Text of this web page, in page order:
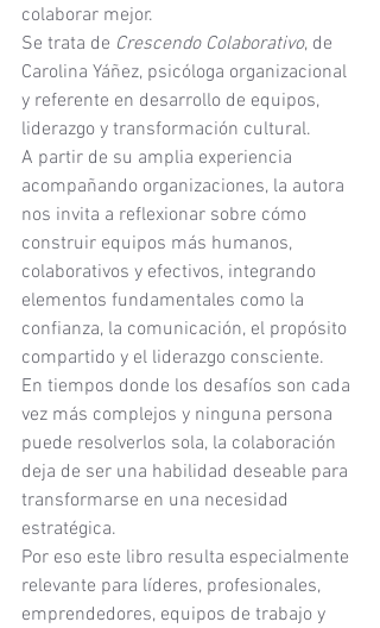
colaborar mejor.
Se trata de Crescendo Colaborativo, de
Carolina Yáñez, psicóloga organizacional
y referente en desarrollo de equipos,
liderazgo y transformación cultural.
A partir de su amplia experiencia
acompañando organizaciones, la autora
nos invita a reflexionar sobre cómo
construir equipos más humanos,
colaborativos y efectivos, integrando
elementos fundamentales como la
confianza, la comunicación, el propósito
compartido y el liderazgo consciente.
En tiempos donde los desafíos son cada
vez más complejos y ninguna persona
puede resolverlos sola, la colaboración
deja de ser una habilidad deseable para
transformarse en una necesidad
estratégica.
Por eso este libro resulta especialmente
relevante para líderes, profesionales,
emprendedores, equipos de trabajo y